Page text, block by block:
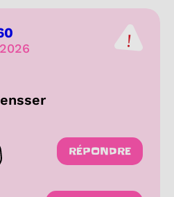
les réactions
RÉPONDRE